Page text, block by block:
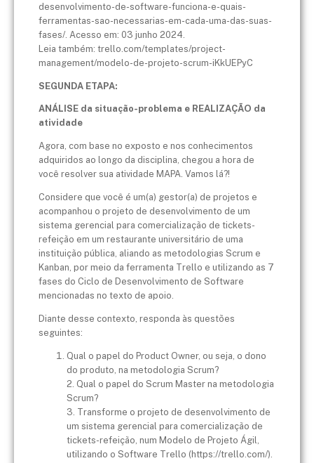
desenvolvimento-de-software-funciona-e-quais-
ferramentas-sao-necessarias-em-cada-uma-das-suas-
fases/. Acesso em: 03 junho 2024.
Leia também: trello.com/templates/project-
management/modelo-de-projeto-scrum-iKkUEPyC​
SEGUNDA ETAPA:
ANÁLISE da situação-problema e REALIZAÇÃO da
atividade
Agora, com base no exposto e nos conhecimentos
adquiridos ao longo da disciplina, chegou a hora de
você resolver sua atividade MAPA. Vamos lá?!
Considere que você é um(a) gestor(a) de projetos e
acompanhou o projeto de desenvolvimento de um
sistema gerencial para comercialização de tickets-
refeição em um restaurante universitário de uma
instituição pública, aliando as metodologias Scrum e
Kanban, por meio da ferramenta Trello e utilizando as 7
fases do Ciclo de Desenvolvimento de Software
mencionadas no texto de apoio.
Diante desse contexto, responda às questões
seguintes:
Qual o papel do Product Owner, ou seja, o dono
do produto​, na metodologia Scrum?
2. Qual o papel do Scrum Master na metodologia
Scrum?​
3. Transforme o projeto de desenvolvimento de
um sistema gerencial para comercialização de
tickets-refeição, num Modelo de Projeto Ágil,
utilizando o Software Trello (https://trello.com/).​